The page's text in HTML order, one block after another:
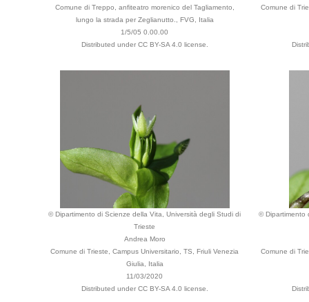
Comune di Treppo, anfiteatro morenico del Tagliamento,
lungo la strada per Zeglianutto., FVG, Italia
1/5/05 0.00.00
Distributed under CC BY-SA 4.0 license.
Comune di
© Dipartimento di Scienze della Vita, Università degli Studi di
Trieste
Andrea Moro
Comune di Trieste, Campus Universitario, TS, Friuli Venezia
Giulia, Italia
11/03/2020
Distributed under CC BY-SA 4.0 license.
© Dipartimento
Comune di